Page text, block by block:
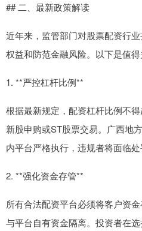
## 二、最新政策解读
近年来，监管部门对股票配资行
权益和防范金融风险。以下是值得
1. **严控杠杆比例**
根据最新规定，配资杠杆比例不
新股申购或ST股票交易。广西地
内平台严格执行，违规者将面临处
2. **强化资金存管**
所有合法配资平台必须将客户资
与平台自有资金隔离。投资者在